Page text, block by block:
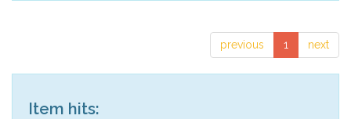
previous 1 next
Item hits: